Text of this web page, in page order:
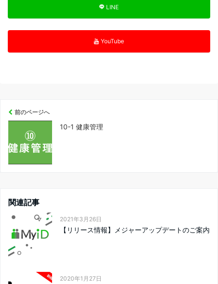
LINE
YouTube
前のページへ
10-1 健康管理
関連記事
2021年3月26日
【リリース情報】メジャーアップデートのご案内
2020年1月27日